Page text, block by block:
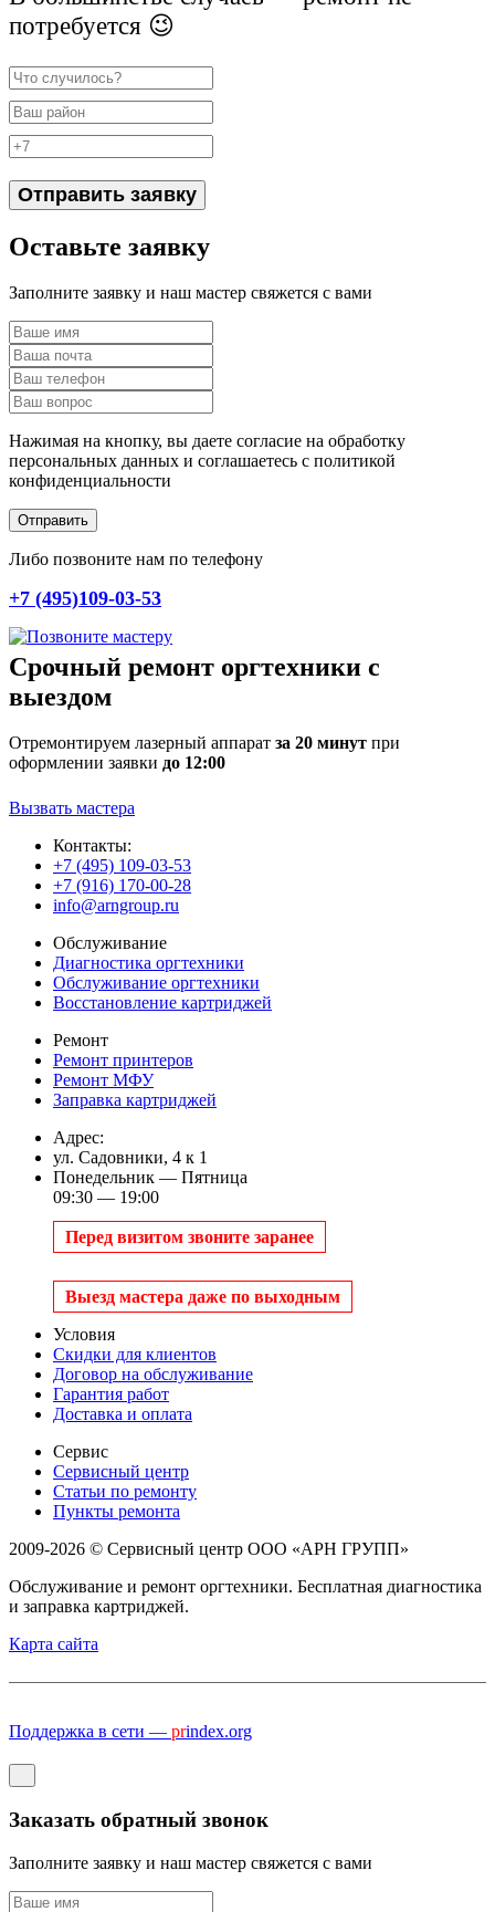
потребуется 😉
Отправить заявку
Оставьте заявку
Заполните заявку и наш мастер свяжется с вами
Нажимая на кнопку, вы даете согласие на обработку
персональных данных и соглашаетесь c политикой
конфиденциальности
Отправить
Либо позвоните нам по телефону
+7 (495)109-03-53
Срочный ремонт оргтехники с
выездом
Отремонтируем лазерный аппарат за 20 минут при
оформлении заявки до 12:00
Вызвать мастера
Контакты:
+7 (495) 109-03-53
+7 (916) 170-00-28
info@arngroup.ru
Обслуживание
Диагностика оргтехники
Обслуживание оргтехники
Восстановление картриджей
Ремонт
Ремонт принтеров
Ремонт МФУ
Заправка картриджей
Адрес:
ул. Садовники, 4 к 1
Понедельник — Пятница
09:30 — 19:00
Перед визитом звоните заранее
Выезд мастера даже по выходным
Условия
Скидки для клиентов
Договор на обслуживание
Гарантия работ
Доставка и оплата
Сервис
Сервисный центр
Статьи по ремонту
Пункты ремонта
2009-2026 © Сервисный центр ООО «АРН ГРУПП»
Обслуживание и ремонт оргтехники. Бесплатная диагностика
и заправка картриджей.
Карта сайта
Поддержка в сети — prindex.org
Заказать обратный звонок
Заполните заявку и наш мастер свяжется с вами